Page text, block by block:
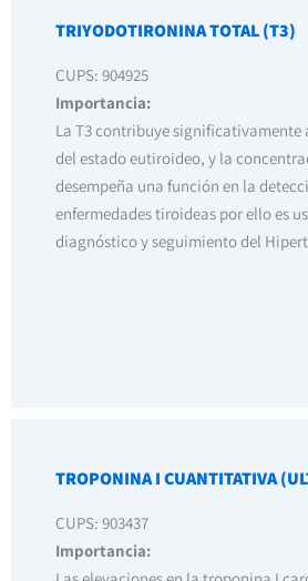
TRIYODOTIRONINA TOTAL (T3)
CUPS: 904925
Importancia:
La T3 contribuye
del estado eutiroideo, y la
desempeña una función en la
enfermedades tiroideas por ello es
diagnóstico y seguimiento del
TROPONINA I CUANTITATIVA
CUPS: 903437
Importancia: